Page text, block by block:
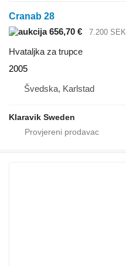
Cranab 28
656,70 €
7.200 SEK
Hvataljka za trupce
2005
Švedska, Karlstad
Klaravik Sweden